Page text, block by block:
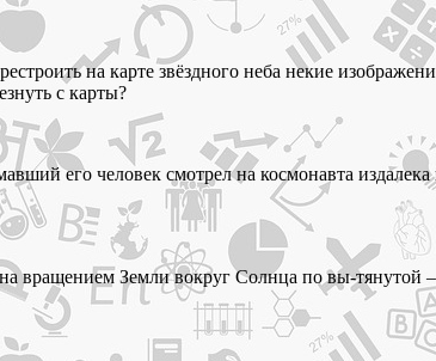
на карте звёздного неба некие
с карты?
его человек смотрел на космонавта
вращением Земли вокруг Солнца по вы-тянутой